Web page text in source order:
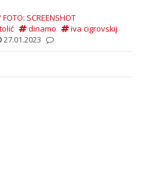
FOTO: SCREENSHOT
dinamo
iva cigrovskij
27.01.2023